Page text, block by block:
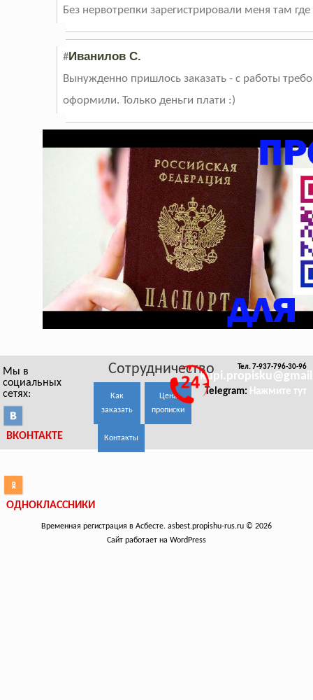
Без нервотрепки зарегистрировали меня там
#Иванилов С.
Вынужденно пришлось заказать - с работы
оформили. Только деньги плати :)
Мы в
социальных
сетях:
ВКОНТАКТЕ
ОДНОКЛАССНИКИ
Сотрудничество
Как
заказать
Цена
прописки
Контакты
Тел. 7-937-796-30-96
Telegram: Нажмите тут
Временная регистрация в Асбесте. asbest.propishu-rus.ru © 2026
Сайт работает на WordPress